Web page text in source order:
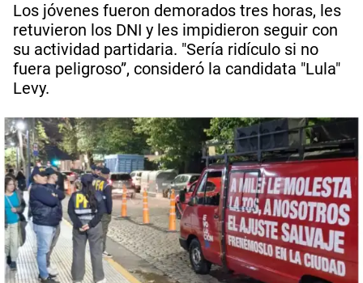
Los jóvenes fueron demorados tres horas, les
retuvieron los DNI y les impidieron seguir con
su actividad partidaria. "Sería ridículo si no
fuera peligroso”, consideró la candidata "Lula"
Levy.